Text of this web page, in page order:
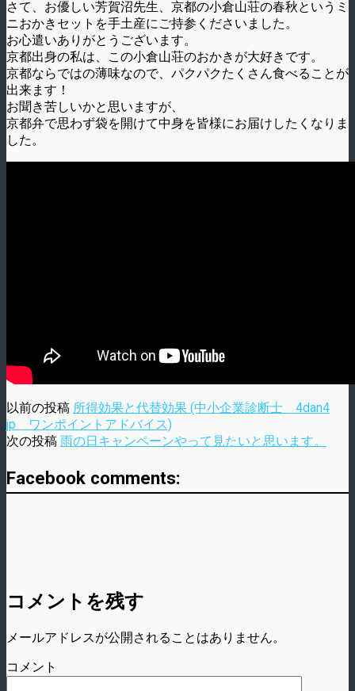
さて、お優しい芳賀沼先生、京都の小倉山荘の春秋というミ
ニおかきセットを手土産にご持参くださいました。
お心遣いありがとうございます。
京都出身の私は、この小倉山荘のおかきが大好きです。
京都ならではの薄味なので、パクパクたくさん食べることが
出来ます！
お聞き苦しいかと思いますが、
京都弁で思わず袋を開けて中身を皆様にお届けしたくなりま
した。
以前の投稿 所得効果と代替効果 (中小企業診断士 4dan4
jp ワンポイントアドバイス)
次の投稿 雨の日キャンペーンやって見たいと思います。
Facebook comments:
コメントを残す
メールアドレスが公開されることはありません。
コメント